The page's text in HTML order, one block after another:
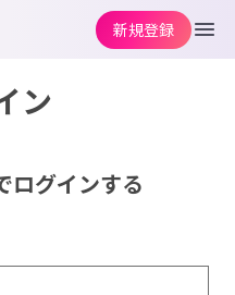
ン
ログインする
新規登録